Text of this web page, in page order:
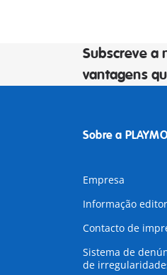
Subscreve a
vantagens
Sobre a
Empresa
Informação
Contacto de
Sistema de
de